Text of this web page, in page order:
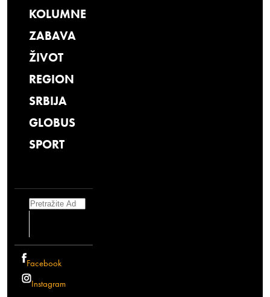
KOLUMNE
ZABAVA
ŽIVOT
REGION
SRBIJA
GLOBUS
SPORT
Search
Facebook
Instagram